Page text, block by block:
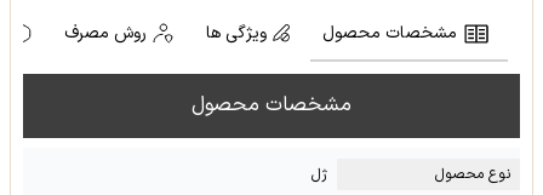
مشخصات محصول ویژگی ها روش مصرف
مشخصات محصول
نوع محصول ژل